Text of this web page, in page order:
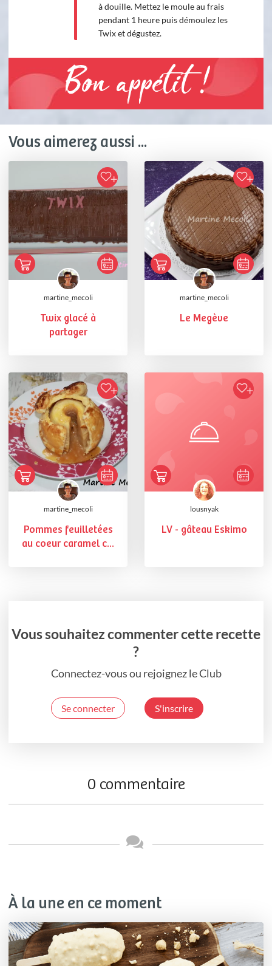
à douille. Mettez le moule au frais
pendant 1 heure puis démoulez les
Twix et dégustez.
Bon appétit !
Vous aimerez aussi ...
martine_mecoli
Twix glacé à
partager
martine_mecoli
Le Megève
martine_mecoli
Pommes feuilletées
au coeur caramel c...
lousnyak
LV - gâteau Eskimo
Vous souhaitez commenter cette recette
?
Connectez-vous ou rejoignez le Club
Se connecter S'inscrire
0 commentaire
À la une en ce moment